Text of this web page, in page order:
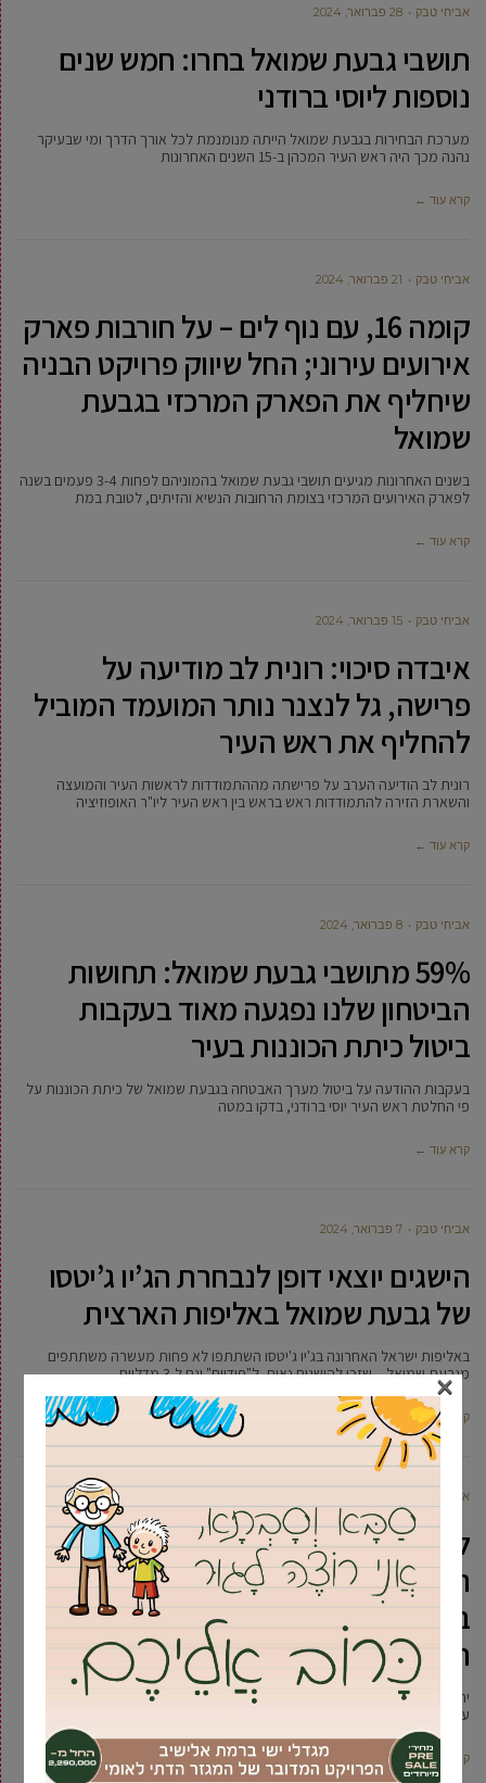
אביחי טבק 28 פברואר, 2024
תושבי גבעת שמואל בחרו: חמש שנים
נוספות ליוסי ברודני
מערכת הבחירות בגבעת שמואל הייתה מנומנמת לכל אורך הדרך ומי שבעיקר
נהנה מכך היה ראש העיר המכהן ב-15 השנים האחרונות
קרא עוד ←
אביחי טבק 21 פברואר, 2024
קומה 16, עם נוף לים – על חורבות פארק
אירועים עירוני; החל שיווק פרויקט הבניה
שיחליף את הפארק המרכזי בגבעת
שמואל
בשנים האחרונות מגיעים תושבי גבעת שמואל בהמוניהם לפחות 3-4 פעמים בשנה
לפארק האירועים המרכזי בצומת הרחובות הנשיא והזיתים, לטובת במת
קרא עוד ←
אביחי טבק 15 פברואר, 2024
איבדה סיכוי: רונית לב מודיעה על
פרישה, גל לנצנר נותר המועמד המוביל
להחליף את ראש העיר
רונית לב הודיעה הערב על פרישתה מההתמודדות לראשות העיר והמועצה
והשארת הזירה להתמודדות ראש בראש בין ראש העיר ליו"ר האופוזיציה
קרא עוד ←
אביחי טבק 8 פברואר, 2024
59% מתושבי גבעת שמואל: תחושות
הביטחון שלנו נפגעה מאוד בעקבות
ביטול כיתת הכוננות בעיר
בעקבות ההודעה על ביטול מערך האבטחה בגבעת שמואל של כיתת הכוננות על
פי החלטת ראש העיר יוסי ברודני, בדקו במטה
קרא עוד ←
אביחי טבק 7 פברואר, 2024
הישגים יוצאי דופן לנבחרת הג’יו ג’יטסו
של גבעת שמואל באליפות הארצית
באליפות ישראל האחרונה בג'יו ג'יטסו השתתפו לא פחות מעשרה משתתפים
מגבעת שמואל – שזכו להישגים נאים, ל"פודיום" וגם ל-3 מדליות
קרא עוד ←
אביחי טבק
לראשונה: משרד הפנים חושף את
הזיקות בין הרשימות המתמודדות
בבחירות המקומיות לבין המפלגות
הארציות
יחידת הפיקוח הארצי על הבחירות המקומיות במשרד הפנים חושפת לראשונה
עבור הציבור הרחב את הזיקות שבין רשימות המתמודדות בבחירות הקרובות
קרא עוד ←
×